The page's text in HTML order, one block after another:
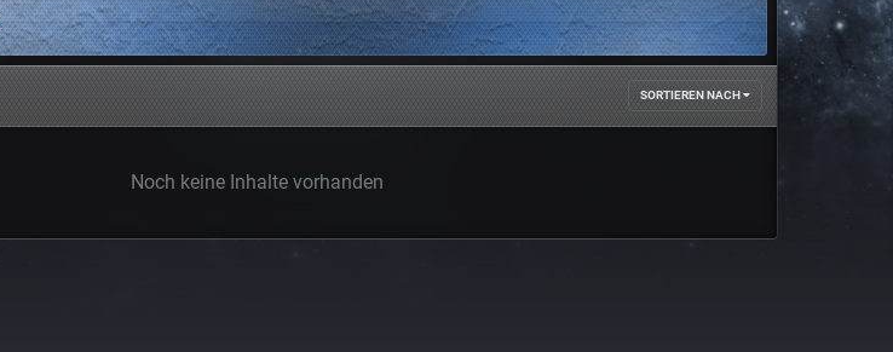
SORTIEREN NACH
Noch keine Inhalte vorhanden